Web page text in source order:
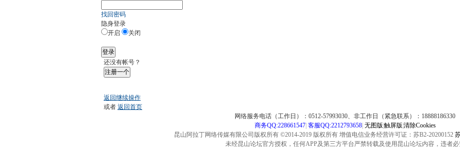
找回密码
隐身登录
开启
关闭
登录
还没有帐号？
注册一个
返回继续操作
或者 返回首页
网络服务电话（工作日）：0512-57993030、非工作日（紧急联系）：18888186330
商务QQ:228661547| 客服QQ:2212793658| 无图版 触屏版 清除Cookies
昆山阿拉丁网络传媒有限公司版权所有 ©2014-2019 版权所有 增值电信业务经营许可证：苏B2-20200152
未经昆山论坛官方授权，任何APP及第三方平台严禁转载及使用昆山论坛内容，违者必